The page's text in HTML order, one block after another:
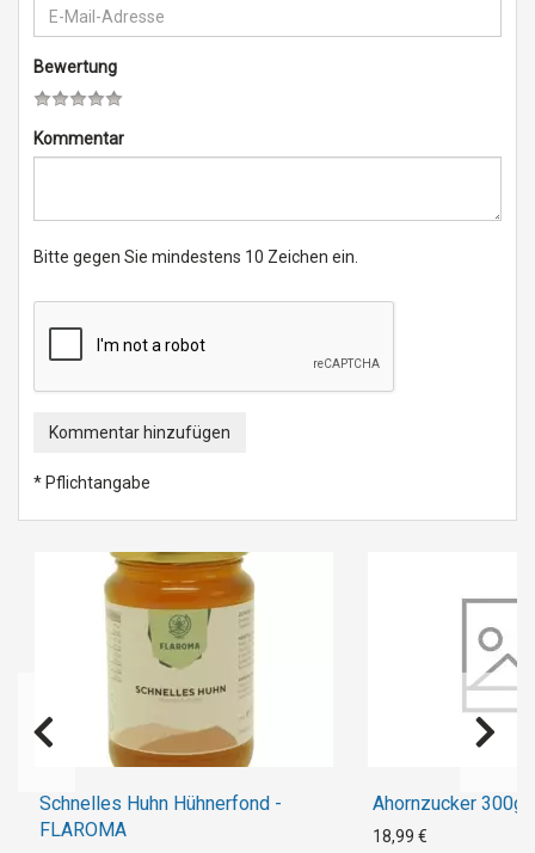
Bewertung
Kommentar
Bitte gegen Sie mindestens 10 Zeichen ein.
Kommentar hinzufügen
* Pflichtangabe
Schnelles Huhn Hühnerfond -
FLAROMA
Ahornzucker 300g
18,99 €